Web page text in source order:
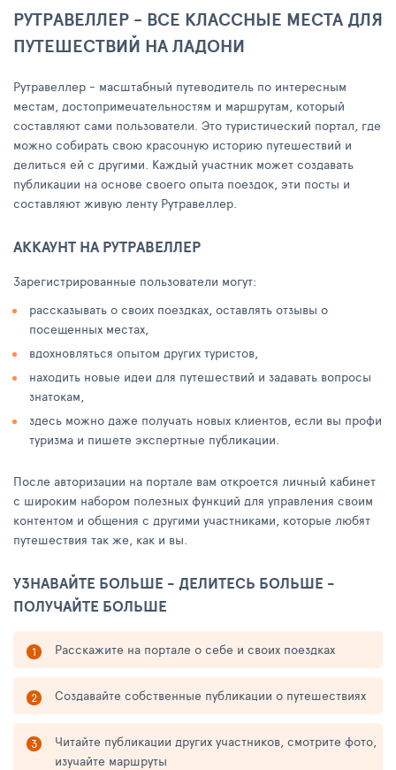
РУТРАВЕЛЛЕР - ВСЕ КЛАССНЫЕ МЕСТА ДЛЯ
ПУТЕШЕСТВИЙ НА ЛАДОНИ
Рутравеллер - масштабный путеводитель по интересным
местам, достопримечательностям и маршрутам, который
составляют сами пользователи. Это туристический портал, где
можно собирать свою красочную историю путешествий и
делиться ей с другими. Каждый участник может создавать
публикации на основе своего опыта поездок, эти посты и
составляют живую ленту Рутравеллер.
АККАУНТ НА РУТРАВЕЛЛЕР
Зарегистрированные пользователи могут:
рассказывать о своих поездках, оставлять отзывы о
посещенных местах,
вдохновляться опытом других туристов,
находить новые идеи для путешествий и задавать вопросы
знатокам,
здесь можно даже получать новых клиентов, если вы профи
туризма и пишете экспертные публикации.
После авторизации на портале вам откроется личный кабинет
с широким набором полезных функций для управления своим
контентом и общения с другими участниками, которые любят
путешествия так же, как и вы.
УЗНАВАЙТЕ БОЛЬШЕ - ДЕЛИТЕСЬ БОЛЬШЕ -
ПОЛУЧАЙТЕ БОЛЬШЕ
Расскажите на портале о себе и своих поездках
Создавайте собственные публикации о путешествиях
Читайте публикации других участников, смотрите фото,
изучайте маршруты